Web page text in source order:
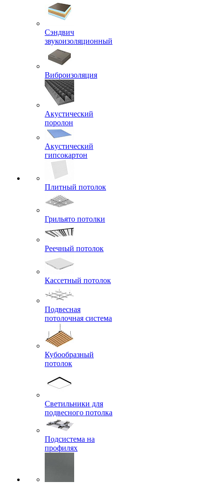
Сэндвич
звукоизоляционный
Виброизоляция
Акустический
поролон
Акустический
гипсокартон
Плитный потолок
Грильято потолки
Реечный потолок
Кассетный потолок
Подвесная
потолочная система
Кубообразный
потолок
Светильники для
подвесного потолка
Подсистема на
профилях